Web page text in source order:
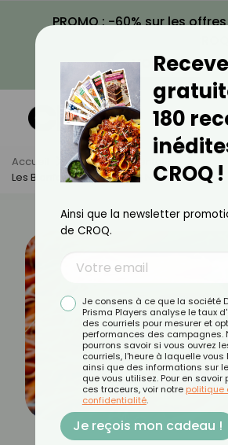
PROMO : -60% sur les
VOIR LA
Accueil Actus
Alimentation
Les Bienfaits Des Carottes Nouvelles
180
CROQ !
Ainsi que la newsletter
de CROQ.
Je consens à ce que la société
Prisma Players analyse le taux
des courriels pour mesurer et
performances des campagnes.
pourrons savoir si vous ouvrez
courriels, l'heure à laquelle vous
ainsi que des informations sur
que vous utilisez. Pour en savoir
ces traceurs, voir notre politique
confidentialité.
Je reçois mon cadeau !